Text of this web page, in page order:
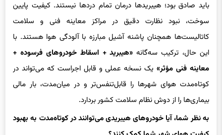
سوخت، نبود نظارت دقیق در مراکز معاینه فنی و سلامت
کاتالیست‌ها همچنان پاشنه آشیل مبارزه با آلودگی هوا هستند. با
این حال، ترکیب سه‌گانه«هیبرید + اسقاط خودروهای فرسوده +
معاینه فنی مؤثر»یک نسخه عملی و قابل اجراست که می‌تواند در
کوتاه‌مدت هوای شهرها را قابل‌تنفس‌تر و در میان‌مدت، بار مالی
بیماری‌ها را از دوش نظام سلامت کشور بردارد.
به نظر شما، آیا خودروهای هیبریدی می‌توانند در کوتاه‌مدت به بهبود
کیفیت هوای شهر شما کمک کنند؟